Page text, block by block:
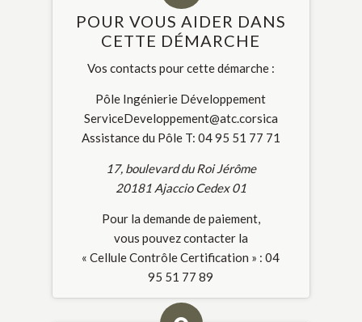
POUR VOUS AIDER DANS
CETTE DÉMARCHE
Vos contacts pour cette démarche :
Pôle Ingénierie Développement
ServiceDeveloppement@atc.corsica
Assistance du Pôle T: 04 95 51 77 71
17, boulevard du Roi Jérôme
20181 Ajaccio Cedex 01
Pour la demande de paiement,
vous pouvez contacter la
« Cellule Contrôle Certification » : 04
95 51 77 89